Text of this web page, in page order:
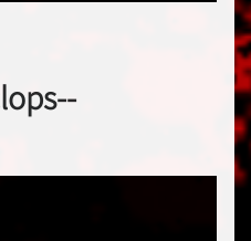
--Cyclops--